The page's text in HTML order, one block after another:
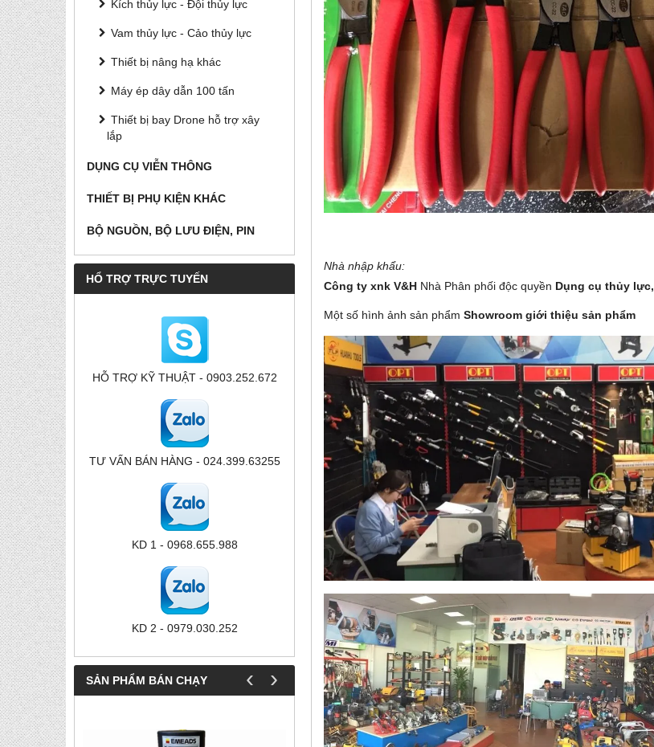
Kích thủy lực - Đội thủy lực
Vam thủy lực - Cảo thủy lực
Thiết bị nâng hạ khác
Máy ép dây dẫn 100 tấn
Thiết bị bay Drone hỗ trợ xây
lắp
DỤNG CỤ VIỄN THÔNG
THIẾT BỊ PHỤ KIỆN KHÁC
BỘ NGUỒN, BỘ LƯU ĐIỆN, PIN
HỔ TRỢ TRỰC TUYẾN
HỖ TRỢ KỸ THUẬT - 0903.252.672
TƯ VẤN BÁN HÀNG - 024.399.63255
KD 1 - 0968.655.988
KD 2 - 0979.030.252
SẢN PHẨM BÁN CHẠY ‹ ›
Nhà nhập khẩu:
Công ty xnk V&H Nhà Phân phối độc quyền Dụng cụ thủy lực,
Một số hình ảnh sản phẩm Showroom giới thiệu sản phẩm